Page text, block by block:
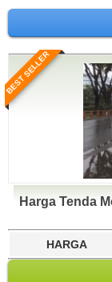
BEST SELLER
Harga Tenda
HARGA